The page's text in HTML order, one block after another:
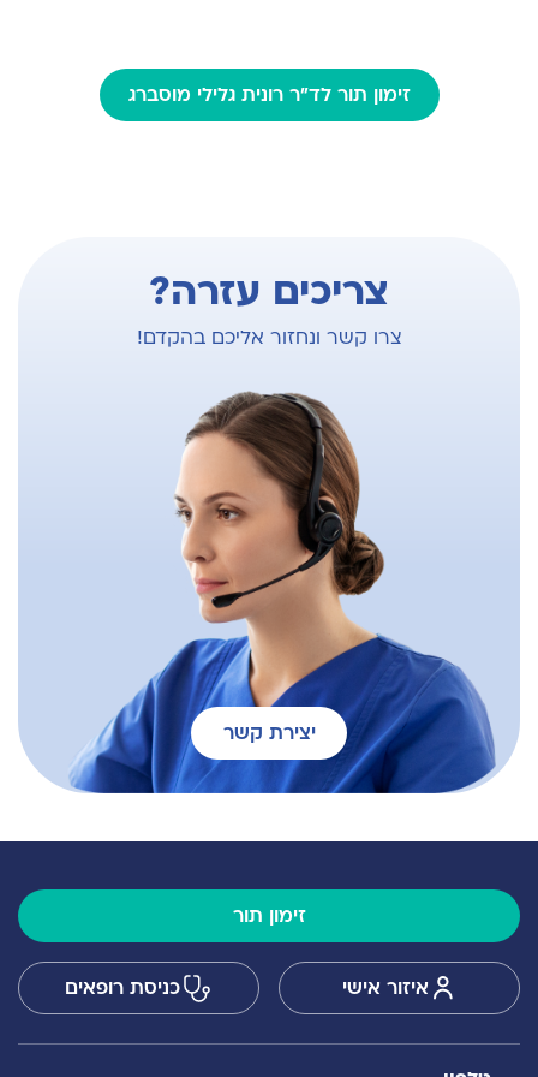
זימון תור לד"ר רונית גלילי מוסברג
צריכים עזרה?
צרו קשר ונחזור אליכם בהקדם!
יצירת קשר
זימון תור
איזור אישי כניסת רופאים